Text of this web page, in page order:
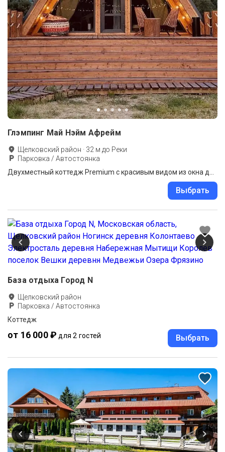
Глэмпинг Май Нэйм Афрейм
Щелковский район · 32 м до Реки
Парковка / Автостоянка
Выбрать
База отдыха Город N
Щелковский район
Парковка / Автостоянка
Коттедж
от 16 000 ₽ для 2 гостей Выбрать